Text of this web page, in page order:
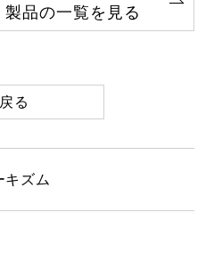
製品の一覧を見る
戻る
ズム